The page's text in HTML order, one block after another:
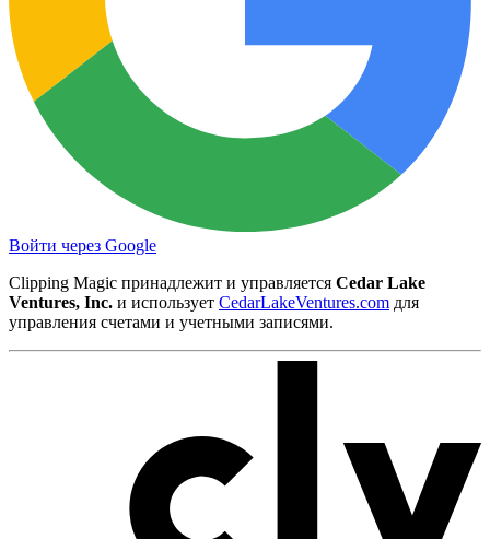
Войти через Google
Clipping Magic принадлежит и управляется Cedar Lake
Ventures, Inc. и использует CedarLakeVentures.com для
управления счетами и учетными записями.